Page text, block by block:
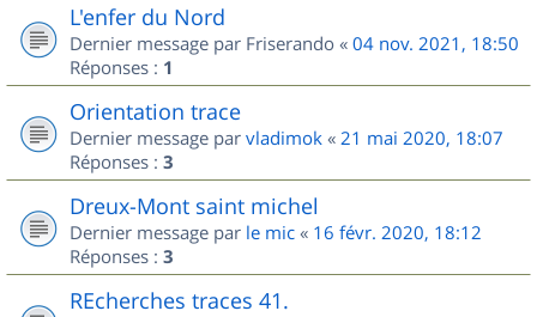
L'enfer du Nord
Dernier message par Friserando « 04 nov. 2021, 18:50
Réponses : 1
Orientation trace
Dernier message par vladimok « 21 mai 2020, 18:07
Réponses : 3
Dreux-Mont saint michel
Dernier message par le mic « 16 févr. 2020, 18:12
Réponses : 3
REcherches traces 41.